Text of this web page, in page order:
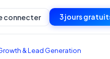
connecter 3 jours
& Lead Generation